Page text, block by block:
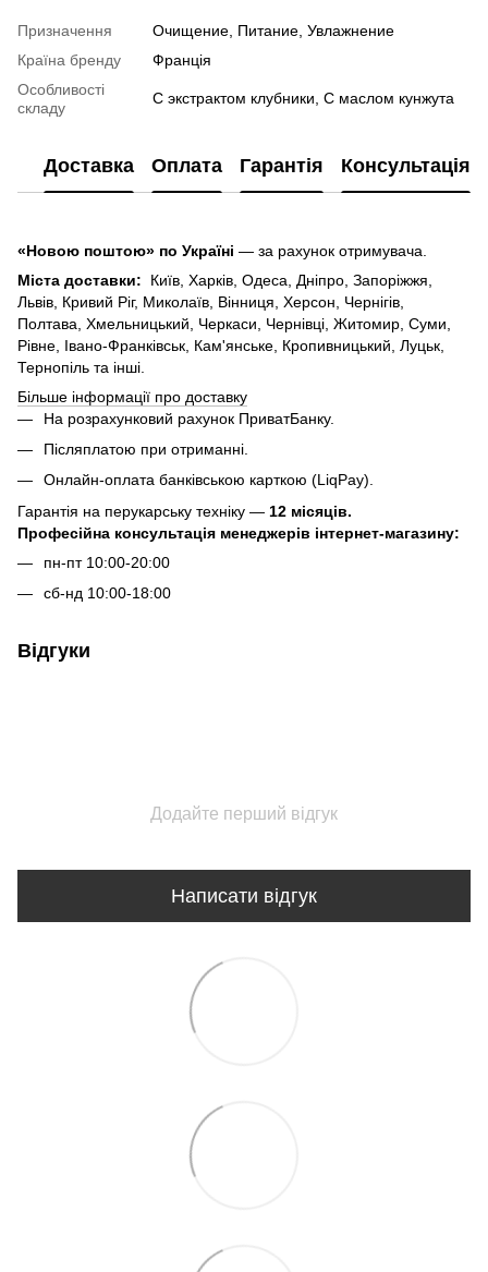
Призначення
Очищение, Питание, Увлажнение
Країна бренду
Франція
Особливості
складу
С экстрактом клубники, С маслом кунжута
Доставка Оплата Гарантія Консультація
«Новою поштою» по Україні — за рахунок отримувача.
Міста доставки: Київ, Харків, Одеса, Дніпро, Запоріжжя,
Львів, Кривий Ріг, Миколаїв, Вінниця, Херсон, Чернігів,
Полтава, Хмельницький, Черкаси, Чернівці, Житомир, Суми,
Рівне, Івано-Франківськ, Кам'янське, Кропивницький, Луцьк,
Тернопіль та інші.
Більше інформації про доставку
На розрахунковий рахунок ПриватБанку.
Післяплатою при отриманні.
Онлайн-оплата банківською карткою (LiqPay).
Гарантія на перукарську техніку — 12 місяців.
Професійна консультація менеджерів інтернет-магазину:
пн-пт 10:00-20:00
сб-нд 10:00-18:00
Відгуки
Додайте перший відгук
Написати відгук